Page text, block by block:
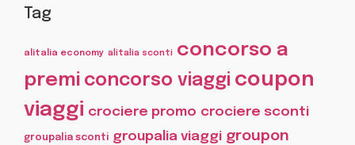
Tag
alitalia economy alitalia sconti concorso a
premi concorso viaggi coupon
viaggi crociere promo crociere sconti
groupalia sconti groupalia viaggi groupon